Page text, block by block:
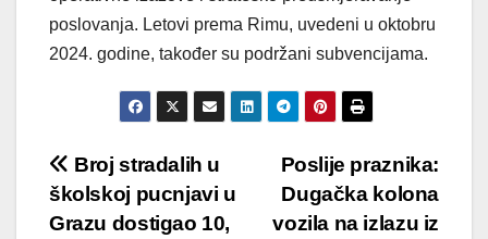
poslovanja. Letovi prema Rimu, uvedeni u oktobru
2024. godine, također su podržani subvencijama.
Post
navigation
Poslije praznika:
Dugačka kolona
vozila na izlazu iz
Broj stradalih u
školskoj pucnjavi u
Grazu dostigao 10,